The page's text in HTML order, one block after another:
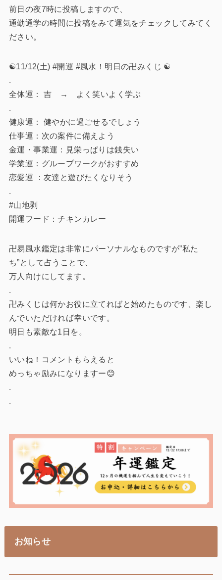
前日の夜7時に投稿しますので、
通勤通学の時間に投稿をみて運気をチェックしてみてく
ださい。
☯️11/12(土) #開運 #風水！明日の卍みくじ ☯️
.
全体運： 吉 → よく笑いよく学ぶ
.
健康運： 健やかに過ごせるでしょう
仕事運：次の案件に備えよう
金運・事業運：見栄っぱりは銭失い
学業運：グループワークがおすすめ
恋愛運 ：友達と遊びたくなりそう
.
#山地剥
開運フード：チキンカレー
卍易風水鑑定は非常にパーソナルなものですが”私た
ち”として占うことで、
万人向けにしてます。
.
卍みくじは何かお役に立てればと始めたものです、楽し
んでいただければ幸いです。
明日も素敵な1日を。
.
いいね！コメントもらえると
めっちゃ励みになりますー😊
.
.
お知らせ